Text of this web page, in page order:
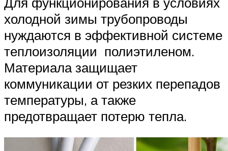
холодной зимы трубопроводы
нуждаются в эффективной системе
теплоизоляции полиэтиленом.
Материала защищает
коммуникации от резких перепадов
температуры, а также
предотвращает потерю тепла.